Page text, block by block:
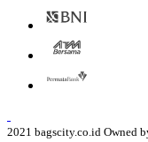
2021 bagscity.co.id Owned